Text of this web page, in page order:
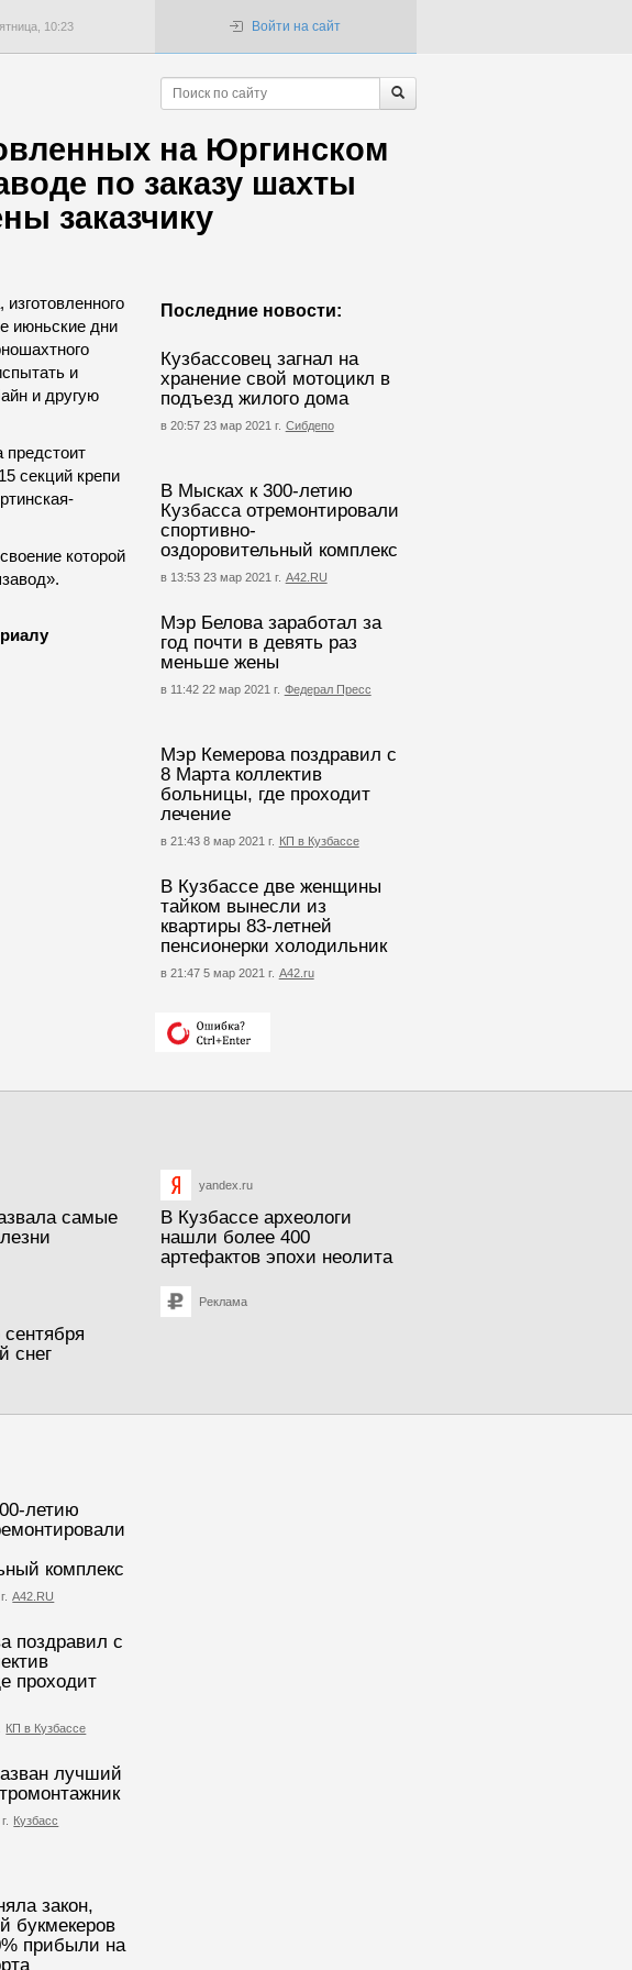
10:23 Войти на сайт
на Юргинском
по заказу шахты
заказчику
Последние новости:
Кузбассовец загнал на
хранение свой мотоцикл в
подъезд жилого дома
в 20:57 23 мар 2021 г. Сибдепо
В Мысках к 300-летию
Кузбасса отремонтировали
спортивно-
оздоровительный комплекс
в 13:53 23 мар 2021 г. А42.RU
Мэр Белова заработал за
год почти в девять раз
меньше жены
в 11:42 22 мар 2021 г. Федерал Пресс
Мэр Кемерова поздравил с
8 Марта коллектив
больницы, где проходит
лечение
в 21:43 8 мар 2021 г. КП в Кузбассе
В Кузбассе две женщины
тайком вынесли из
квартиры 83-летней
пенсионерки холодильник
в 21:47 5 мар 2021 г. А42.ru
июньские дни
и
и другую
предстоит
секций крепи
которой
самые
yandex.ru
В Кузбассе археологи
нашли более 400
артефактов эпохи неолита
снег
Реклама
летию
комплекс
А42.RU
поздравил с
проходит
КП в Кузбассе
лучший
Кузбасс
закон,
букмекеров
прибыли на